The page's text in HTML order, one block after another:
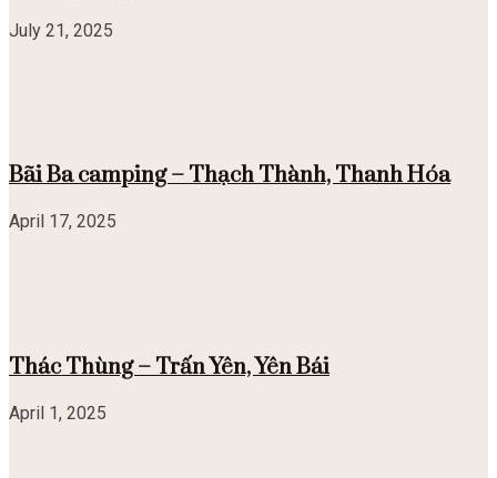
July 21, 2025
Bãi Ba camping – Thạch Thành, Thanh Hóa
April 17, 2025
Thác Thùng – Trấn Yên, Yên Bái
April 1, 2025